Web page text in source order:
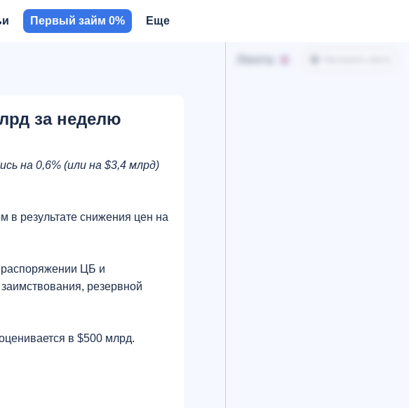
Первый займ 0% Еще
за неделю
на 0,6% (или на $3,4 млрд)
результате снижения цен на
ЦБ и
резервной
в $500 млрд.
Лента